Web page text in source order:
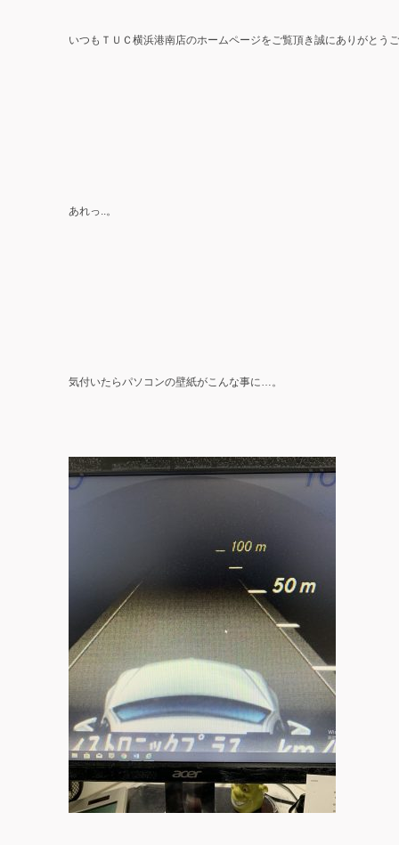
いつもＴＵＣ横浜港南店のホームページをご覧頂き誠にありがとうご
あれっ..。
気付いたらパソコンの壁紙がこんな事に…。